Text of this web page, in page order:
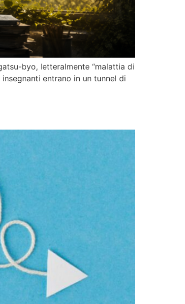
byo, letteralmente “malattia di
entrano in un tunnel di